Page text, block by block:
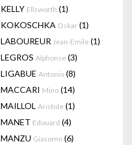
KELLY Ellsworth (1)
KOKOSCHKA Oskar (1)
LABOUREUR Jean-Emile (1)
LEGROS Alphonse (3)
LIGABUE Antonio (8)
MACCARI Mino (14)
MAILLOL Aristide (1)
MANET Edouard (4)
MANZU Giacomo (6)